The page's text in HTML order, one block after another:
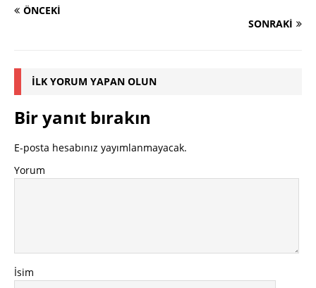
ÖNCEKI
SONRAKI
İLK YORUM YAPAN OLUN
Bir yanıt bırakın
E-posta hesabınız yayımlanmayacak.
Yorum
İsim